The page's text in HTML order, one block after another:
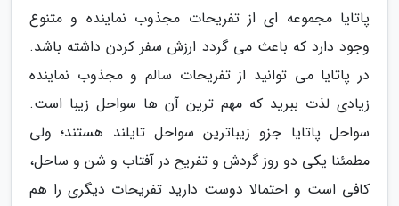
پاتایا مجموعه ای از تفریحات مجذوب نماینده و متنوع
وجود دارد که باعث می گردد ارزش سفر کردن داشته باشد.
در پاتایا می توانید از تفریحات سالم و مجذوب نماینده
زیادی لذت ببرید که مهم ترین آن ها سواحل زیبا است.
سواحل پاتایا جزو زیباترین سواحل تایلند هستند؛ ولی
مطمئنا یکی دو روز گردش و تفریح در آفتاب و شن و ساحل،
کافی است و احتمالا دوست دارید تفریحات دیگری را هم